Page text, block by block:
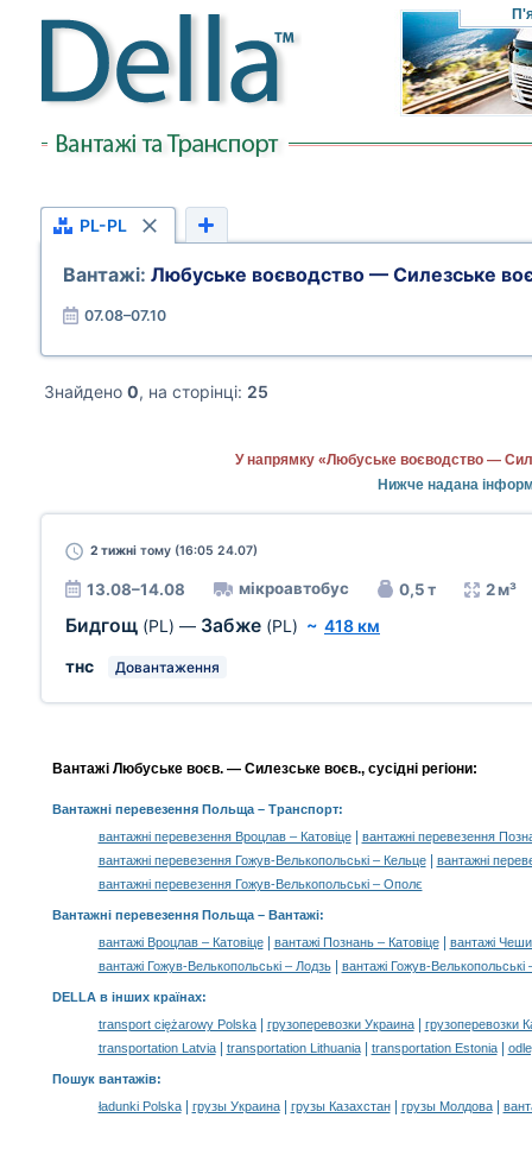
PL-PL
Вантажі: Любуське воєводство — Силезське
07.08–07.10
Знайдено 0, на сторінці: 25
У напрямку «Любуське воєводство —
Нижче надана
2 тижні тому (16:05 24.07)
13.08–14.08 мікроавтобус 0,5 т 2 м³
Бидгощ (PL) — Забже (PL) ~ 418 км
тнс
Довантаження
Вантажі Любуське воєв. — Силезське воєв., сусідні регіони:
Вантажні перевезення Польща– Транспорт:
вантажні перевезення Вроцлав – Катовіце|
вантажні перевезення
вантажні перевезення Гожув-Велькопольські – Кельце|
вантажні
вантажні перевезення Гожув-Велькопольські – Ополє
Вантажні перевезення Польща – Вантажі:
вантажі Вроцлав – Катовіце| вантажі Познань – Катовіце|
вантажі
вантажі Гожув-Велькопольські – Лодзь| вантажі Гожув-
DELLA в інших країнах:
transport ciężarowy Polska| грузоперевозки Украина|
грузоперевозки
transportation Latvia| transportation Lithuania| transportation Estonia|
Пошук вантажів:
ładunki Polska| грузы Украина| грузы Казахстан| грузы Молдова|